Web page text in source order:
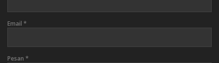
Email *
Pesan *